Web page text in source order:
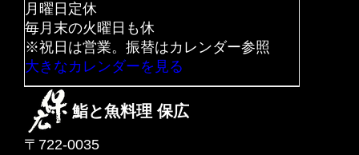
月曜日定休
毎月末の火曜日も休
※祝日は営業。振替はカレンダー参照
大きなカレンダーを見る
鮨と魚料理 保広
〒722-0035